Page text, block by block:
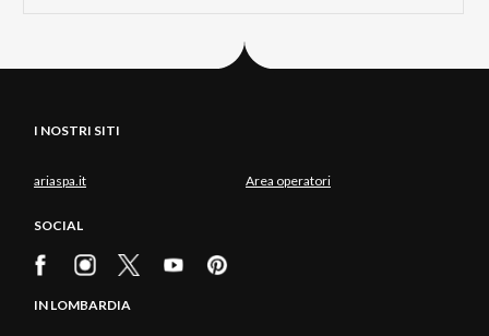
I NOSTRI SITI
ariaspa.it Area operatori
SOCIAL
IN LOMBARDIA